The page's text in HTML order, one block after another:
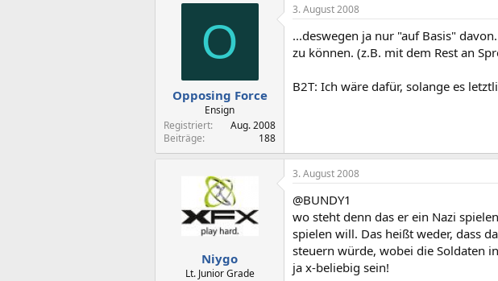
O
Opposing Force
Ensign
Registriert
Aug. 2008
Beiträge
188
3. August 2008
...deswegen ja nur "auf Basis"
zu können. (z.B. mit dem Rest an
B2T: Ich wäre dafür, solange es
Niygo
Lt. Junior Grade
3. August 2008
@BUNDY1
wo steht denn das er ein Nazi
spielen will. Das heißt weder, dass
steuern würde, wobei die Soldaten
ja x-beliebig sein!